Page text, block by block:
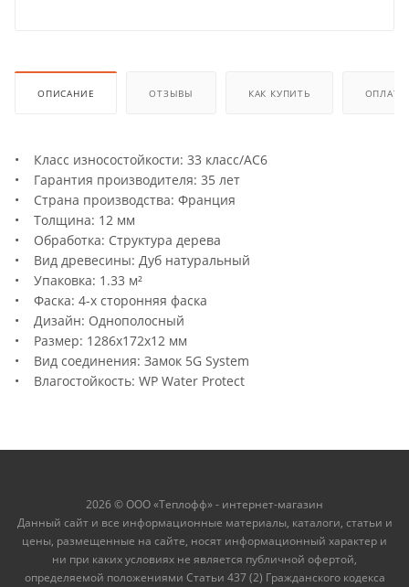
ОПИСАНИЕ ОТЗЫВЫ КАК КУПИТЬ ОПЛАТА
• Класс износостойкости: 33 класс/AC6
• Гарантия производителя: 35 лет
• Страна производства: Франция
• Толщина: 12 мм
• Обработка: Структура дерева
• Вид древесины: Дуб натуральный
• Упаковка: 1.33 м²
• Фаска: 4-х сторонняя фаска
• Дизайн: Однополосный
• Размер: 1286x172x12 мм
• Вид соединения: Замок 5G System
• Влагостойкость: WP Water Protect
2026 © ООО «Теплофф» - интернет-магазин
Данный сайт и все информационные материалы, каталоги, статьи и
цены, размещенные на сайте, носят информационный характер и
ни при каких условиях не является публичной офертой,
определяемой положениями Статьи 437 (2) Гражданского кодекса